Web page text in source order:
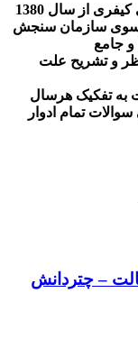
گرداوری 20 دوره سوالات ایین دادرسی کیفری از سال 1380
و جامع
و تشریح علت
به تفکیک هرسال
تمام ادوار